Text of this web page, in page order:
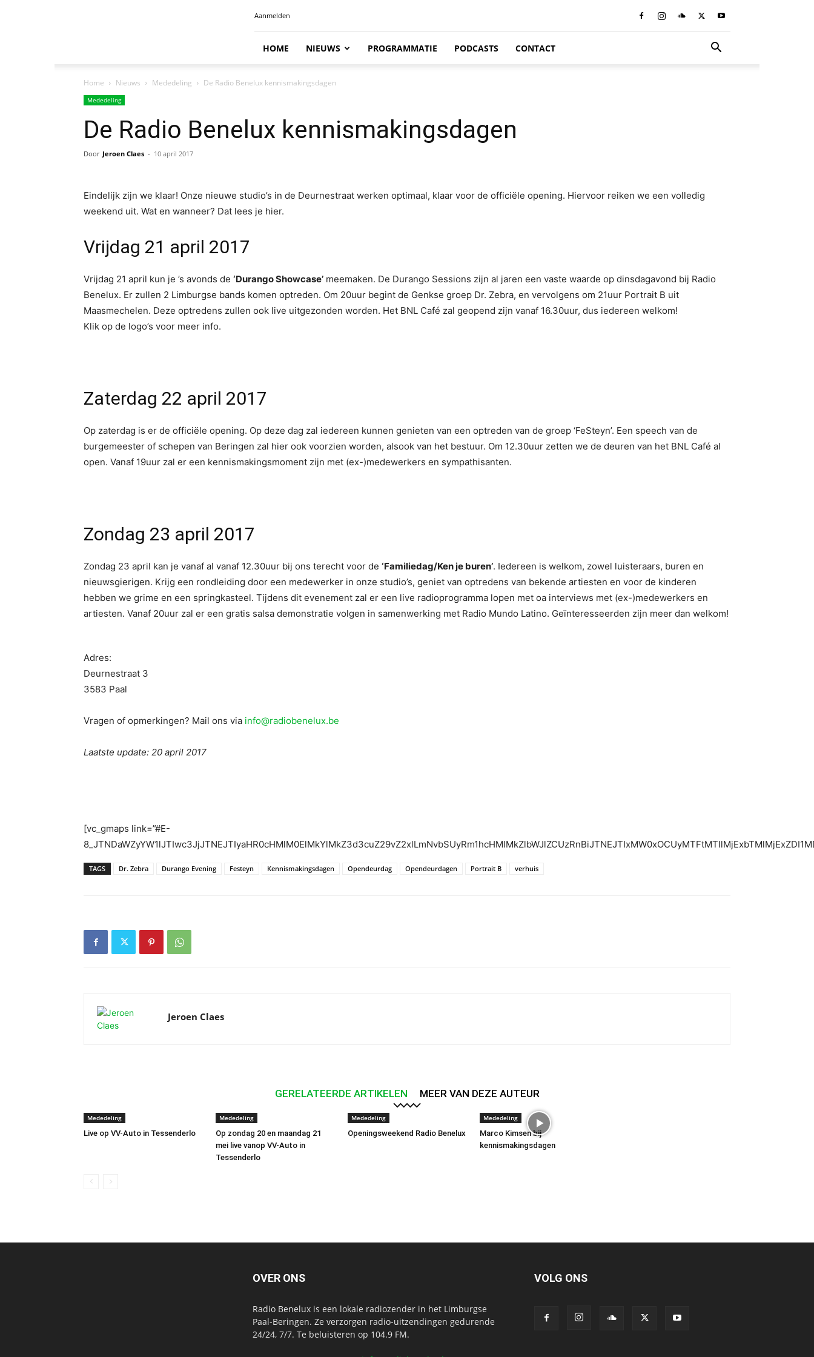
Aanmelden
HOME NIEUWS PROGRAMMATIE PODCASTS CONTACT
Home Nieuws Mededeling De Radio Benelux kennismakingsdagen
Mededeling
De Radio Benelux kennismakingsdagen
Door Jeroen Claes - 10 april 2017
Eindelijk zijn we klaar! Onze nieuwe studio’s in de Deurnestraat werken optimaal, klaar voor de officiële opening. Hiervoor reiken we een volledig
weekend uit. Wat en wanneer? Dat lees je hier.
Vrijdag 21 april 2017
Vrijdag 21 april kun je ’s avonds de ‘Durango Showcase’ meemaken. De Durango Sessions zijn al jaren een vaste waarde op dinsdagavond bij Radio
Benelux. Er zullen 2 Limburgse bands komen optreden. Om 20uur begint de Genkse groep Dr. Zebra, en vervolgens om 21uur Portrait B uit
Maasmechelen. Deze optredens zullen ook live uitgezonden worden. Het BNL Café zal geopend zijn vanaf 16.30uur, dus iedereen welkom!
Klik op de logo’s voor meer info.
Zaterdag 22 april 2017
Op zaterdag is er de officiële opening. Op deze dag zal iedereen kunnen genieten van een optreden van de groep ‘FeSteyn’. Een speech van de
burgemeester of schepen van Beringen zal hier ook voorzien worden, alsook van het bestuur. Om 12.30uur zetten we de deuren van het BNL Café al
open. Vanaf 19uur zal er een kennismakingsmoment zijn met (ex-)medewerkers en sympathisanten.
Zondag 23 april 2017
Zondag 23 april kan je vanaf al vanaf 12.30uur bij ons terecht voor de ‘Familiedag/Ken je buren’. Iedereen is welkom, zowel luisteraars, buren en
nieuwsgierigen. Krijg een rondleiding door een medewerker in onze studio’s, geniet van optredens van bekende artiesten en voor de kinderen
hebben we grime en een springkasteel. Tijdens dit evenement zal er een live radioprogramma lopen met oa interviews met (ex-)medewerkers en
artiesten. Vanaf 20uur zal er een gratis salsa demonstratie volgen in samenwerking met Radio Mundo Latino. Geïnteresseerden zijn meer dan welkom!
Adres:
Deurnestraat 3
3583 Paal
Vragen of opmerkingen? Mail ons via info@radiobenelux.be
Laatste update: 20 april 2017
[vc_gmaps link=”#E-
TAGS Dr. Zebra Durango Evening Festeyn Kennismakingsdagen Opendeurdag Opendeurdagen Portrait B verhuis
Jeroen Claes
GERELATEERDE ARTIKELEN MEER VAN DEZE AUTEUR
Mededeling
Live op VV-Auto in Tessenderlo
Mededeling
Op zondag 20 en maandag 21
mei live vanop VV-Auto in
Tessenderlo
Mededeling
Openingsweekend Radio Benelux
Mededeling
Marco Kimsen bij
kennismakingsdagen
OVER ONS
Radio Benelux is een lokale radiozender in het Limburgse
Paal-Beringen. Ze verzorgen radio-uitzendingen gedurende
24/24, 7/7. Te beluisteren op 104.9 FM.
VOLG ONS